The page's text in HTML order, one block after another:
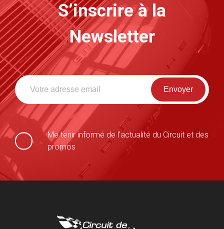
S’inscrire à la
Newsletter
Me tenir informé de l'actualité du Circuit et des
promos